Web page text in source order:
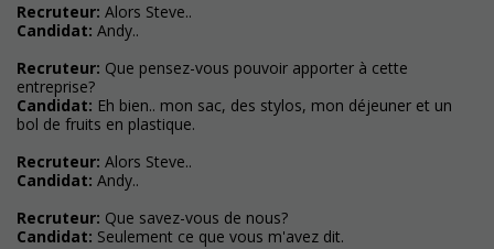
Recruteur: Alors Steve..
Candidat: Andy..
Recruteur: Que pensez-vous pouvoir apporter à cette
entreprise?
Candidat: Eh bien.. mon sac, des stylos, mon déjeuner et un
bol de fruits en plastique.
Recruteur: Alors Steve..
Candidat: Andy..
Recruteur: Que savez-vous de nous?
Candidat: Seulement ce que vous m'avez dit.